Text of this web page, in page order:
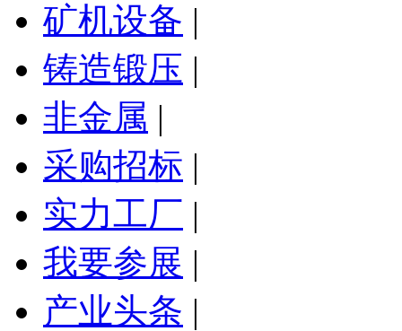
矿机设备 |
铸造锻压 |
非金属 |
采购招标 |
实力工厂 |
我要参展 |
产业头条 |